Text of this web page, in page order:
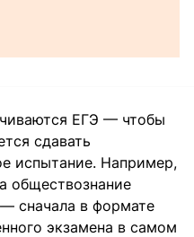
ЕГЭ — чтобы
сдавать
испытание. Например,
обществознание
сначала в формате
экзамена в самом